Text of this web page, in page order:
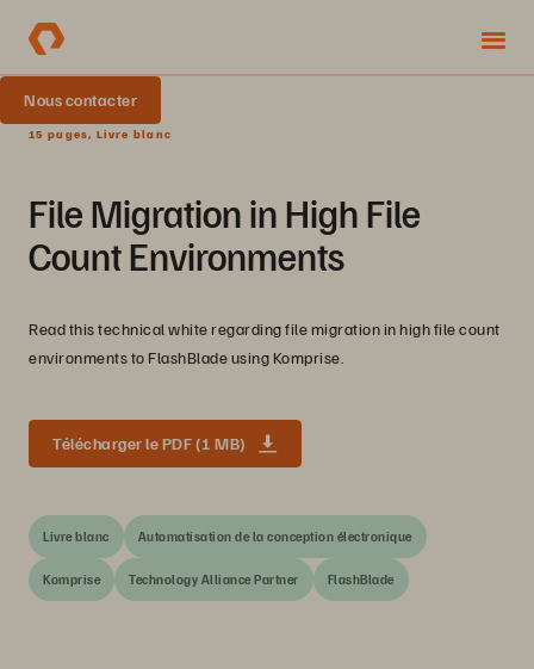
Nous contacter
15 pages, Livre blanc
File Migration in High File
Count Environments
Read this technical white regarding file migration in high file count
environments to FlashBlade using Komprise.
Télécharger le PDF (1 MB)
Livre blanc Automatisation de la conception électronique
Komprise Technology Alliance Partner FlashBlade